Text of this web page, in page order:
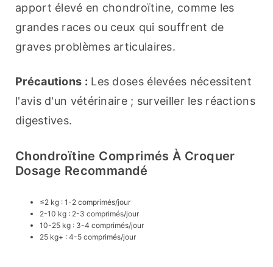
apport élevé en chondroïtine, comme les
grandes races ou ceux qui souffrent de
graves problèmes articulaires.
Précautions : Les doses élevées nécessitent
l'avis d'un vétérinaire ; surveiller les réactions
digestives.
Chondroïtine Comprimés À Croquer
Dosage Recommandé
≤2 kg : 1-2 comprimés/jour
2-10 kg : 2-3 comprimés/jour
10-25 kg : 3-4 comprimés/jour
25 kg+ : 4-5 comprimés/jour